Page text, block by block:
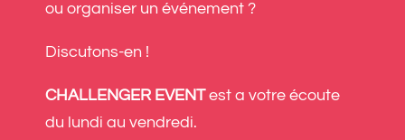
ou organiser un événement ?
Discutons-en !
CHALLENGER EVENT est a votre écoute
du lundi au vendredi.